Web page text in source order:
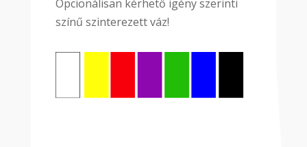
Opcionálisan kérhető igény szerinti
színű szinterezett váz!